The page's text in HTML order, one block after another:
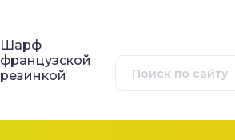
Шарф
французской
резинкой